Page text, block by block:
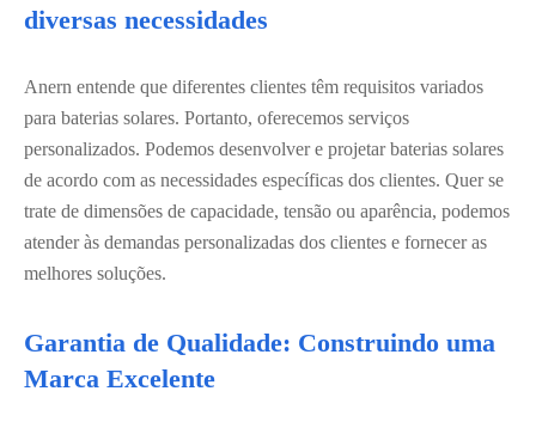
diversas necessidades
Anern entende que diferentes clientes têm requisitos variados
para baterias solares. Portanto, oferecemos serviços
personalizados. Podemos desenvolver e projetar baterias solares
de acordo com as necessidades específicas dos clientes. Quer se
trate de dimensões de capacidade, tensão ou aparência, podemos
atender às demandas personalizadas dos clientes e fornecer as
melhores soluções.
Garantia de Qualidade: Construindo uma
Marca Excelente